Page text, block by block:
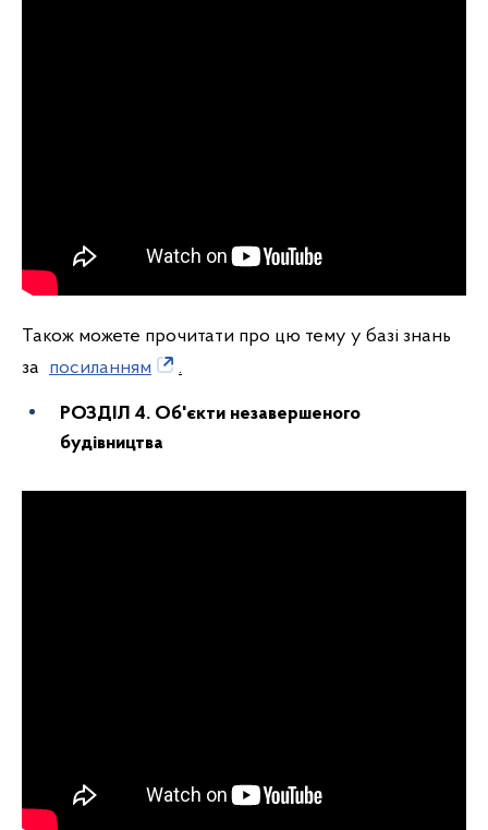
Також можете прочитати про цю тему у базі знань
за посиланням .
РОЗДІЛ 4. Об'єкти незавершеного
будівництва